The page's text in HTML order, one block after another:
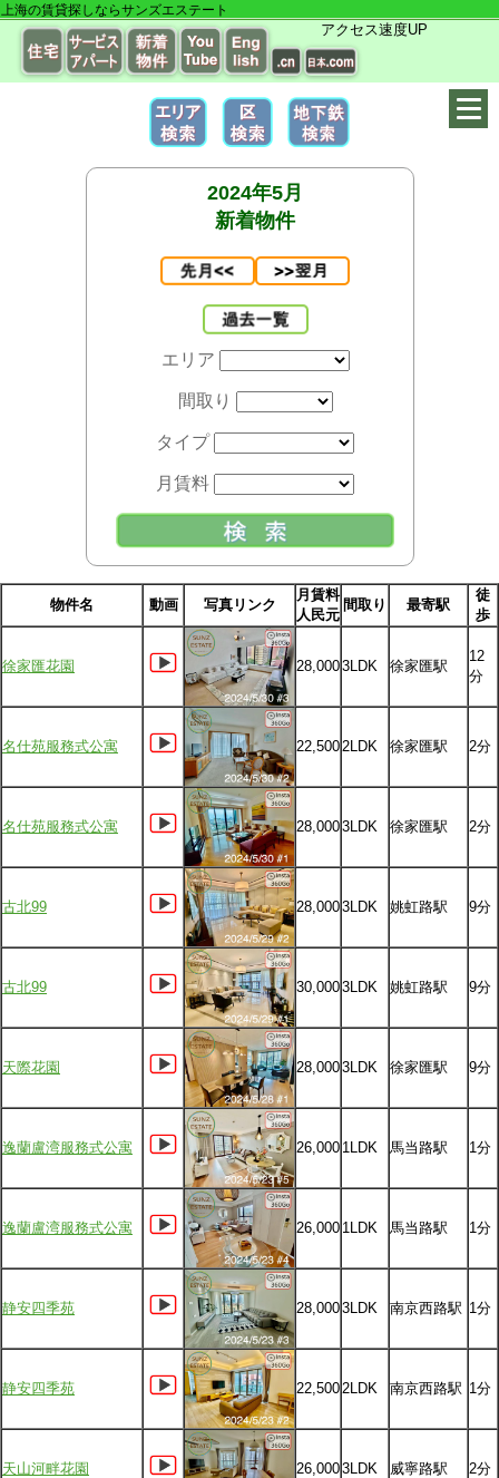
上海の賃貸探しならサンズエステート
アクセス速度UP
2024年5月
新着物件
エリア
間取り
タイプ
月賃料
物件名 動画 写真リンク
月賃料
人民元
間取り 最寄駅
徒
歩
徐家匯花園 28,0003LDK 徐家匯駅
12
分
名仕苑服務式公寓 22,5002LDK 徐家匯駅 2分
名仕苑服務式公寓 28,0003LDK 徐家匯駅 2分
古北99 28,0003LDK 姚虹路駅 9分
古北99 30,0003LDK 姚虹路駅 9分
天際花園 28,0003LDK 徐家匯駅 9分
逸蘭盧湾服務式公寓 26,000 1LDK 馬当路駅 1分
逸蘭盧湾服務式公寓 26,000 1LDK 馬当路駅 1分
静安四季苑 28,0003LDK 南京西路駅 1分
静安四季苑 22,5002LDK 南京西路駅 1分
天山河畔花園 26,0003LDK 威寧路駅 2分